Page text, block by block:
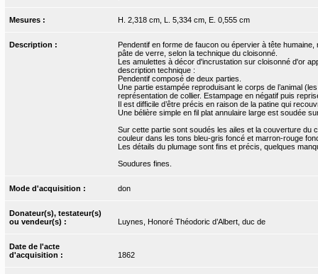
Mesures : H. 2,318 cm, L. 5,334 cm, E. 0,555 cm
Description :
Pendentif en forme de faucon ou épervier à tête
pâte de verre, selon la technique du cloisonné.
Les amulettes à décor d'incrustation sur cloisonné d'or
description technique :
Pendentif composé de deux parties.
Une partie estampée reproduisant le corps de l’animal
représentation de collier. Estampage en négatif puis
Il est difficile d’être précis en raison de la patine qui
Une bélière simple en fil plat annulaire large est soudée
Sur cette partie sont soudés les ailes et la couverture du
couleur dans les tons bleu-gris foncé et marron-rouge
Les détails du plumage sont fins et précis, quelques
Soudures fines.
Mode d'acquisition : don
Donateur(s), testateur(s)
ou vendeur(s) :
Luynes, Honoré Théodoric d’Albert, duc de
Date de l'acte
d'acquisition :
1862